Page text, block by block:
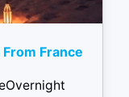
France